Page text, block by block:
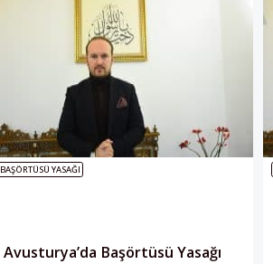
Avusturya’da Başörtüsü Yasağı
BAŞÖRTÜSÜ YASAĞI